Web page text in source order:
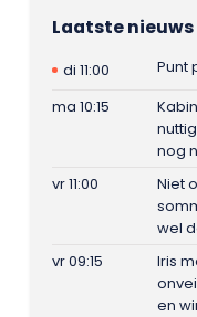
Laatste nieuws
di 11:00
Punt
ma 10:15
nog
vr 11:00
Niet
wel
vr 09:15
Iris
en